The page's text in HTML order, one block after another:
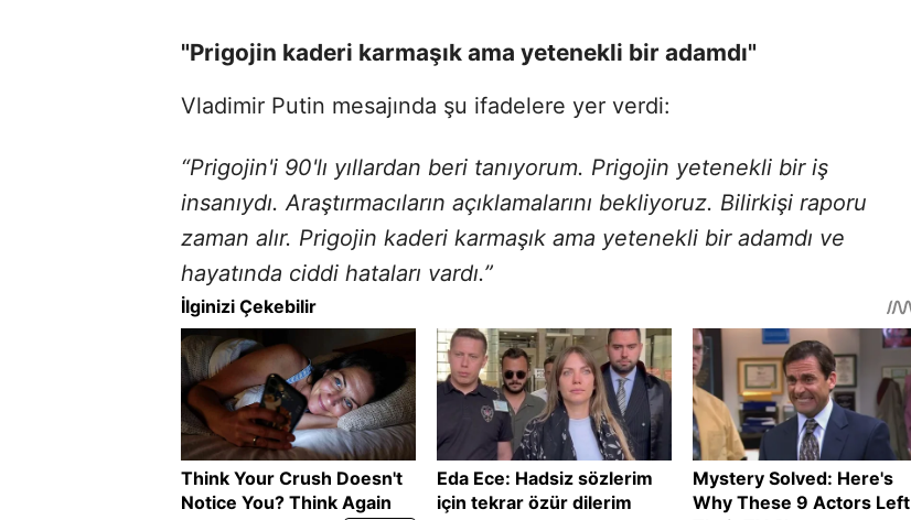
"Prigojin kaderi karmaşık ama yetenekli bir adamdı"
Vladimir Putin mesajında şu ifadelere yer verdi:
“Prigojin'i 90'lı yıllardan beri tanıyorum. Prigojin yetenekli bir iş
insanıydı. Araştırmacıların açıklamalarını bekliyoruz. Bilirkişi raporu
zaman alır. Prigojin kaderi karmaşık ama yetenekli bir adamdı ve
hayatında ciddi hataları vardı.”